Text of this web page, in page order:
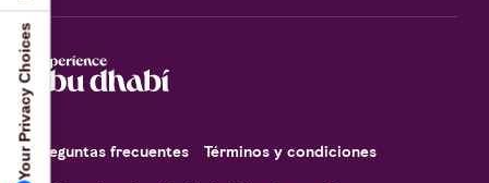
Preguntas frecuentes Términos y condiciones
Your Privacy Choices